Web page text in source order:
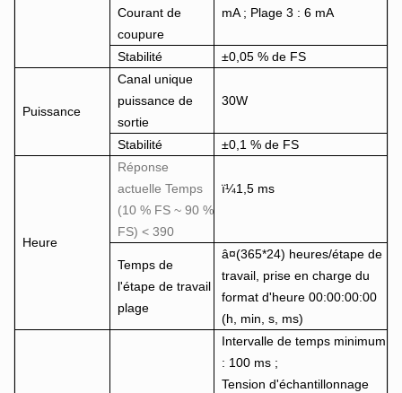
Courant de
coupure
mA ; Plage 3 : 6 mA
Stabilité ±0,05 % de FS
Puissance
Canal unique
puissance de
sortie
30W
Stabilité ±0,1 % de FS
Heure
Réponse
actuelle Temps
(10 % FS ~ 90 %
FS) < 390
ï¼1,5 ms
Temps de
l'étape de travail
plage
â¤(365*24) heures/étape de
travail, prise en charge du
format d'heure 00:00:00:00
(h, min, s, ms)
Intervalle de temps minimum
: 100 ms ;
Tension d'échantillonnage